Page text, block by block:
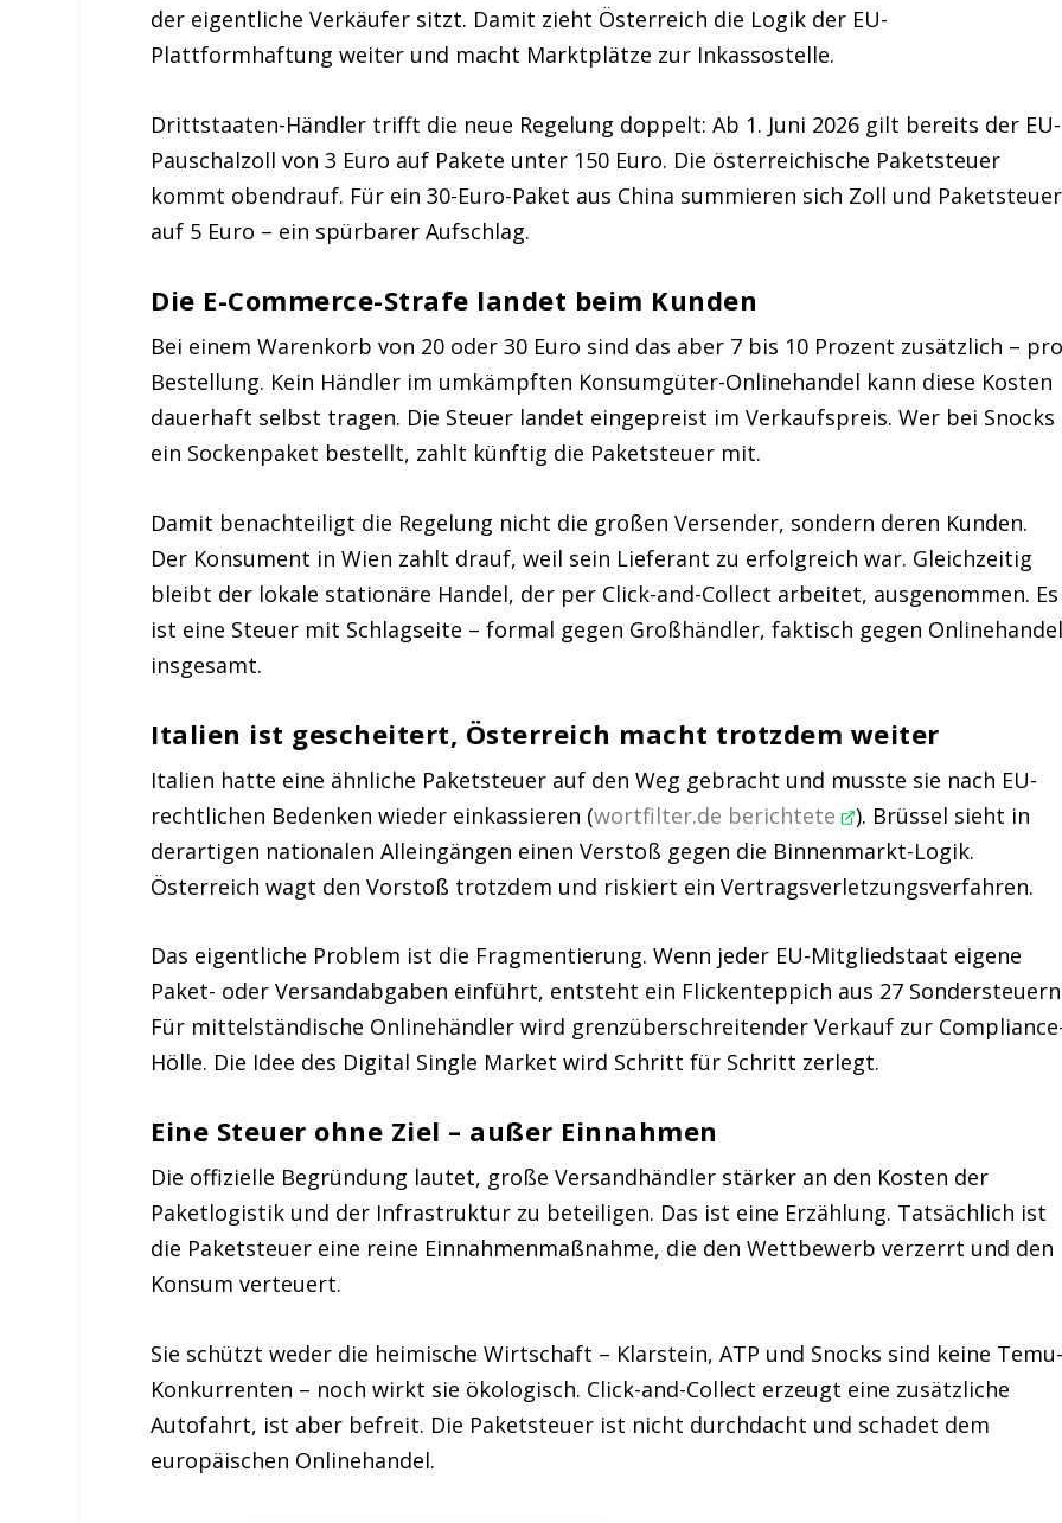
der eigentliche Verkäufer sitzt. Damit zieht Österreich die Logik der EU-
Plattformhaftung weiter und macht Marktplätze zur Inkassostelle.
Drittstaaten-Händler trifft die neue Regelung doppelt: Ab 1. Juni 2026 gilt bereits der EU-
Pauschalzoll von 3 Euro auf Pakete unter 150 Euro. Die österreichische Paketsteuer
kommt obendrauf. Für ein 30-Euro-Paket aus China summieren sich Zoll und Paketsteuer
auf 5 Euro – ein spürbarer Aufschlag.
Die E-Commerce-Strafe landet beim Kunden
Bei einem Warenkorb von 20 oder 30 Euro sind das aber 7 bis 10 Prozent zusätzlich –
Bestellung. Kein Händler im umkämpften Konsumgüter-Onlinehandel kann diese Kosten
dauerhaft selbst tragen. Die Steuer landet eingepreist im Verkaufspreis. Wer bei Snocks
ein Sockenpaket bestellt, zahlt künftig die Paketsteuer mit.
Damit benachteiligt die Regelung nicht die großen Versender, sondern deren Kunden.
Der Konsument in Wien zahlt drauf, weil sein Lieferant zu erfolgreich war. Gleichzeitig
bleibt der lokale stationäre Handel, der per Click-and-Collect arbeitet, ausgenommen. Es
ist eine Steuer mit Schlagseite – formal gegen Großhändler, faktisch gegen
insgesamt.
Italien ist gescheitert, Österreich macht trotzdem weiter
Italien hatte eine ähnliche Paketsteuer auf den Weg gebracht und musste sie nach EU-
rechtlichen Bedenken wieder einkassieren (wortfilter.de berichtete ). Brüssel sieht in
derartigen nationalen Alleingängen einen Verstoß gegen die Binnenmarkt-Logik.
Österreich wagt den Vorstoß trotzdem und riskiert ein Vertragsverletzungsverfahren.
Das eigentliche Problem ist die Fragmentierung. Wenn jeder EU-Mitgliedstaat eigene
Paket- oder Versandabgaben einführt, entsteht ein Flickenteppich aus 27
Für mittelständische Onlinehändler wird grenzüberschreitender Verkauf zur
Hölle. Die Idee des Digital Single Market wird Schritt für Schritt zerlegt.
Eine Steuer ohne Ziel – außer Einnahmen
Die offizielle Begründung lautet, große Versandhändler stärker an den Kosten der
Paketlogistik und der Infrastruktur zu beteiligen. Das ist eine Erzählung. Tatsächlich ist
die Paketsteuer eine reine Einnahmenmaßnahme, die den Wettbewerb verzerrt und den
Konsum verteuert.
Sie schützt weder die heimische Wirtschaft – Klarstein, ATP und Snocks sind keine
Konkurrenten – noch wirkt sie ökologisch. Click-and-Collect erzeugt eine zusätzliche
Autofahrt, ist aber befreit. Die Paketsteuer ist nicht durchdacht und schadet dem
europäischen Onlinehandel.